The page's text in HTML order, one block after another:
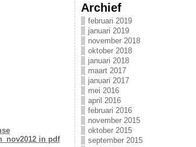
in pdf
Archief
februari 2019
januari 2019
november 2018
oktober 2018
januari 2018
maart 2017
januari 2017
mei 2016
april 2016
februari 2016
november 2015
oktober 2015
september 2015